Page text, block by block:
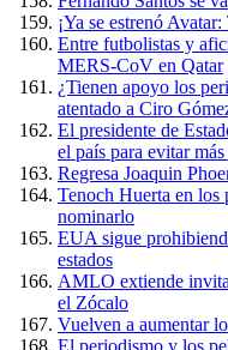
¡Ya se estrenó
Entre futbolistas y
MERS-CoV en Qatar
¿Tienen apoyo los
atentado a Ciro
El presidente de
el país para evitar
Regresa Joaquin
Tenoch Huerta en los
nominarlo
EUA sigue
estados
AMLO extiende
el Zócalo
Vuelven a aumentar
El periodismo y los